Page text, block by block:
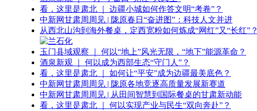
看，这里是肃北 ｜ 边疆小城如何作答文明“考卷”？
中新网甘肃周周见 | 陇原春日“奋进图”：科技人文并进
从西北山沟到海外餐桌，定西宽粉如何炼成“网红”又“长红”？
玉门县域观察 ｜ 何以“地上”风光无限，“地下”能源革命？
酒泉新观 ｜ 何以成为西部生态“守门人”？
看，这里是肃北 ｜ 如何让“平安”成为边疆最美底色？
中新网甘肃周周见 | 陇原各地竞逐高质量发展新赛道
中新网甘肃周周见 | 从田间智慧到国际餐桌的甘肃新动能
看，这里是肃北 ｜ 何以实现产业与民生“双向奔赴”？